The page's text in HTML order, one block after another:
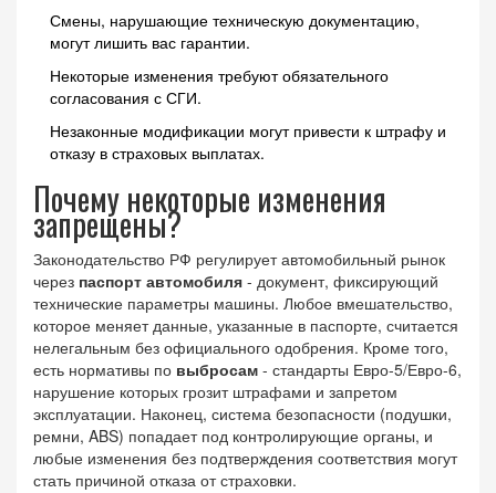
Смены, нарушающие техническую документацию,
могут лишить вас гарантии.
Некоторые изменения требуют обязательного
согласования с СГИ.
Незаконные модификации могут привести к штрафу и
отказу в страховых выплатах.
Почему некоторые изменения
запрещены?
Законодательство РФ регулирует автомобильный рынок
через паспорт автомобиля - документ, фиксирующий
технические параметры машины. Любое вмешательство,
которое меняет данные, указанные в паспорте, считается
нелегальным без официального одобрения. Кроме того,
есть нормативы по выбросам - стандарты Евро-5/Евро-6,
нарушение которых грозит штрафами и запретом
эксплуатации. Наконец, система безопасности (подушки,
ремни, ABS) попадает под контролирующие органы, и
любые изменения без подтверждения соответствия могут
стать причиной отказа от страховки.